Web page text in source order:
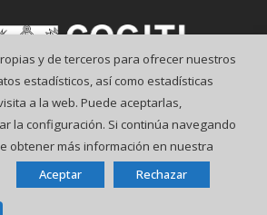
© COGITI
y de terceros para ofrecer nuestros
estadísticos, así como estadísticas
a la web. Puede aceptarlas,
la configuración. Si continúa navegando
obtener más información en nuestra
Aceptar Rechazar